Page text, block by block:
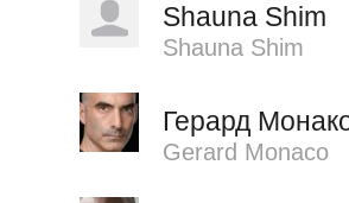
Shauna Shim
Shauna Shim
Герард
Gerard Monaco